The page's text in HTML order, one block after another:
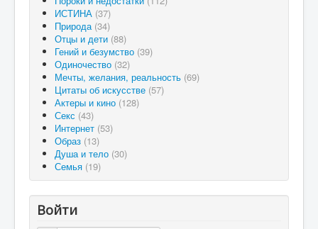
ИСТИНА (37)
Природа (34)
Отцы и дети (88)
Гений и безумство (39)
Одиночество (32)
Мечты, желания, реальность (69)
Цитаты об искусстве (57)
Актеры и кино (128)
Секс (43)
Интернет (53)
Образ (13)
Душа и тело (30)
Семья (19)
Войти